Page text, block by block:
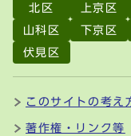
北区 上京区
山科区
下京区
伏見区
このサイトの考え
著作権・リンク等